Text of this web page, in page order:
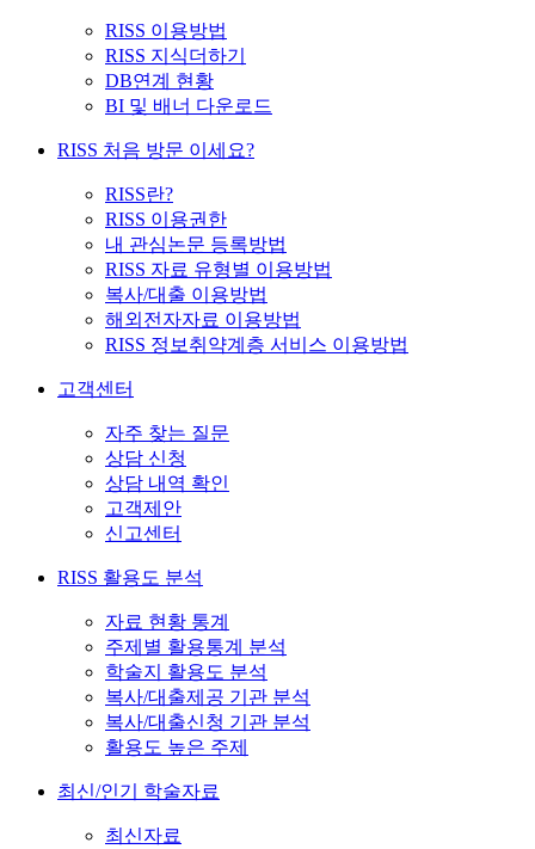
RISS 이용방법
RISS 지식더하기
DB연계 현황
BI 및 배너 다운로드
RISS 처음 방문 이세요?
RISS란?
RISS 이용권한
내 관심논문 등록방법
RISS 자료 유형별 이용방법
복사/대출 이용방법
해외전자자료 이용방법
RISS 정보취약계층 서비스 이용방법
고객센터
자주 찾는 질문
상담 신청
상담 내역 확인
고객제안
신고센터
RISS 활용도 분석
자료 현황 통계
주제별 활용통계 분석
학술지 활용도 분석
복사/대출제공 기관 분석
복사/대출신청 기관 분석
활용도 높은 주제
최신/인기 학술자료
최신자료